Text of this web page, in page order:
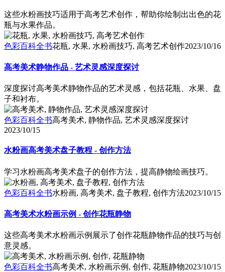
这些水粉画技巧适用于高考艺术创作，帮助你绘制出出色的花
瓶与水果作品。
色彩百科全书花瓶, 水果, 水粉画技巧, 高考艺术创作2023/10/16
高考美术静物作品 - 艺术灵感深度探讨
深度探讨高考美术静物作品的艺术灵感，包括花瓶、水果、盘
子和衬布。
色彩百科全书高考美术, 静物作品, 艺术灵感深度探讨
2023/10/15
水粉画高考美术盘子教程 - 创作方法
学习水粉画高考美术盘子的创作方法，提高静物绘画技巧。
色彩百科全书水粉画, 高考美术, 盘子教程, 创作方法2023/10/15
高考美术水粉画示例 - 创作花瓶静物
这些高考美术水粉画示例展示了创作花瓶静物作品的技巧与创
意灵感。
色彩百科全书高考美术, 水粉画示例, 创作, 花瓶静物2023/10/15